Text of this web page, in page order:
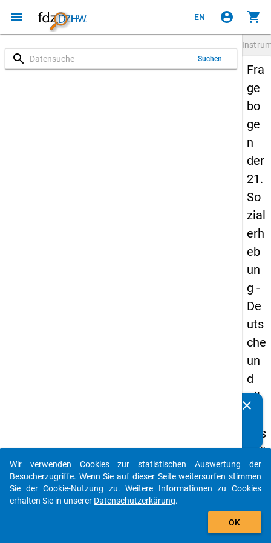
menu EN account_circle shopping_cart
search Suchen
Fra
ge
bo
ge
n
der
21.
So
zial
erh
eb
un
g -
De
uts
che
un
d
Bil
ngs
inlä
nd
er(i
clear
auto_stories
add_shopping_cart
Wir verwenden Cookies zur statistischen Auswertung der
Besucherzugriffe. Wenn Sie auf dieser Seite weitersurfen stimmen
Sie der Cookie-Nutzung zu. Weitere Informationen zu Cookies
erhalten Sie in unserer Datenschutzerkärung.
OK